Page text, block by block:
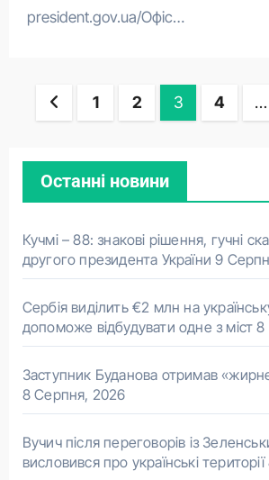
president.gov.ua/Офіс…
Пагінація
1 2 3 4 …
Останні новини
Кучмі – 88: знакові рішення, гучні
другого президента України 9
Сербія виділить €2 млн на
допоможе відбудувати одне з міст 8
Заступник Буданова отримав
8 Серпня, 2026
Вучич після переговорів із
висловився про українські території